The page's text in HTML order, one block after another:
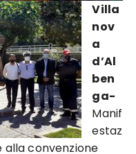
Villa
nov
a
d’Al
ben
ga-
Manif
estaz
alla convenzione